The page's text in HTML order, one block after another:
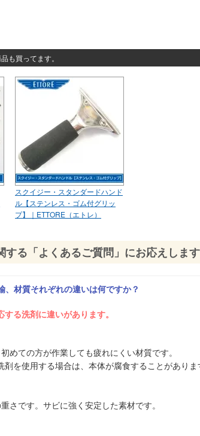
も買ってます。
スクイジー・スタンダードハンド
ル【ステンレス・ゴム付グリッ
プ】｜ETTORE（エトレ）
する「よくあるご質問」にお応えしま
材質それぞれの違いは何ですか？
る洗剤に違いがあります。
めての方が作業しても疲れにくい材質です。
剤を使用する場合は、本体が腐食することがあり
さです。サビに強く安定した素材です。